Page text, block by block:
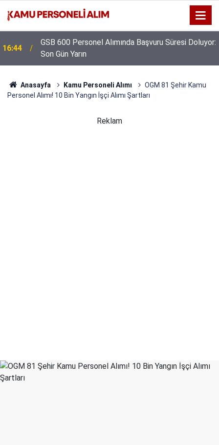
16:44
GSB 600 Personel Alımında Başvuru Süresi Doluyor:
Son Gün Yarın
Anasayfa Kamu Personeli Alımı
OGM 81 Şehir Kamu
Personel Alımı! 10 Bin Yangın İşçi Alımı Şartları
Reklam